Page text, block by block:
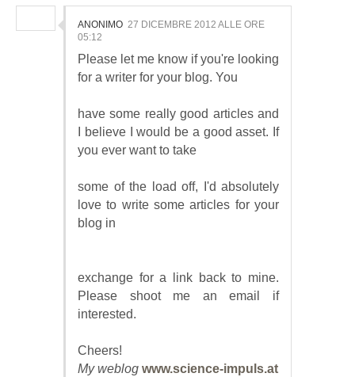
ANONIMO 27 DICEMBRE 2012 ALLE ORE
05:12
Please let me know if you're looking
for a writer for your blog. You
have some really good articles and
I believe I would be a good asset. If
you ever want to take
some of the load off, I'd absolutely
love to write some articles for your
blog in
exchange for a link back to mine.
Please shoot me an email if
interested.
Cheers!
My weblog www.science-impuls.at